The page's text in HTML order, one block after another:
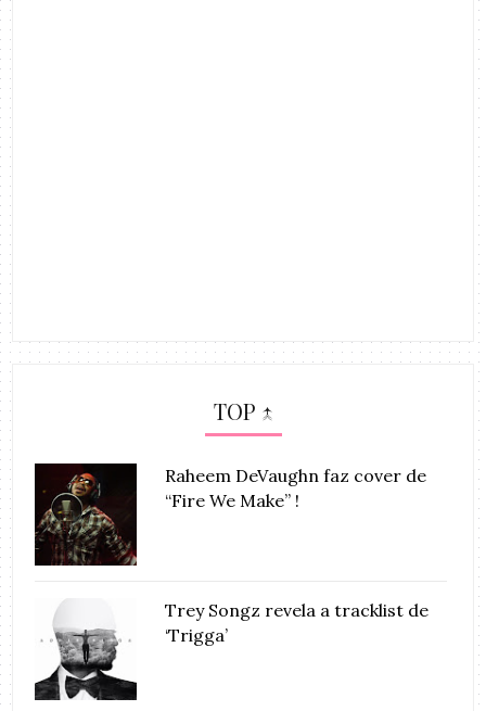
TOP ↑
Raheem DeVaughn faz cover de
“Fire We Make” !
Trey Songz revela a tracklist de
‘Trigga’